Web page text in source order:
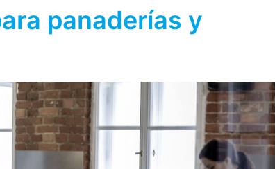
panaderías y